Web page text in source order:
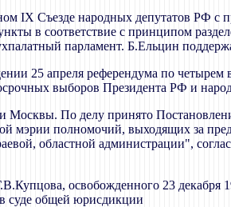
IX Съезде народных депутатов РФ с
в соответствие с принципом
парламент. Б.Ельцин
25 апреля референдума по
выборов Президента РФ и
Москвы. По делу принято
мэрии полномочий, выходящих за
областной администрации",
освобожденного 23
суде общей юрисдикции